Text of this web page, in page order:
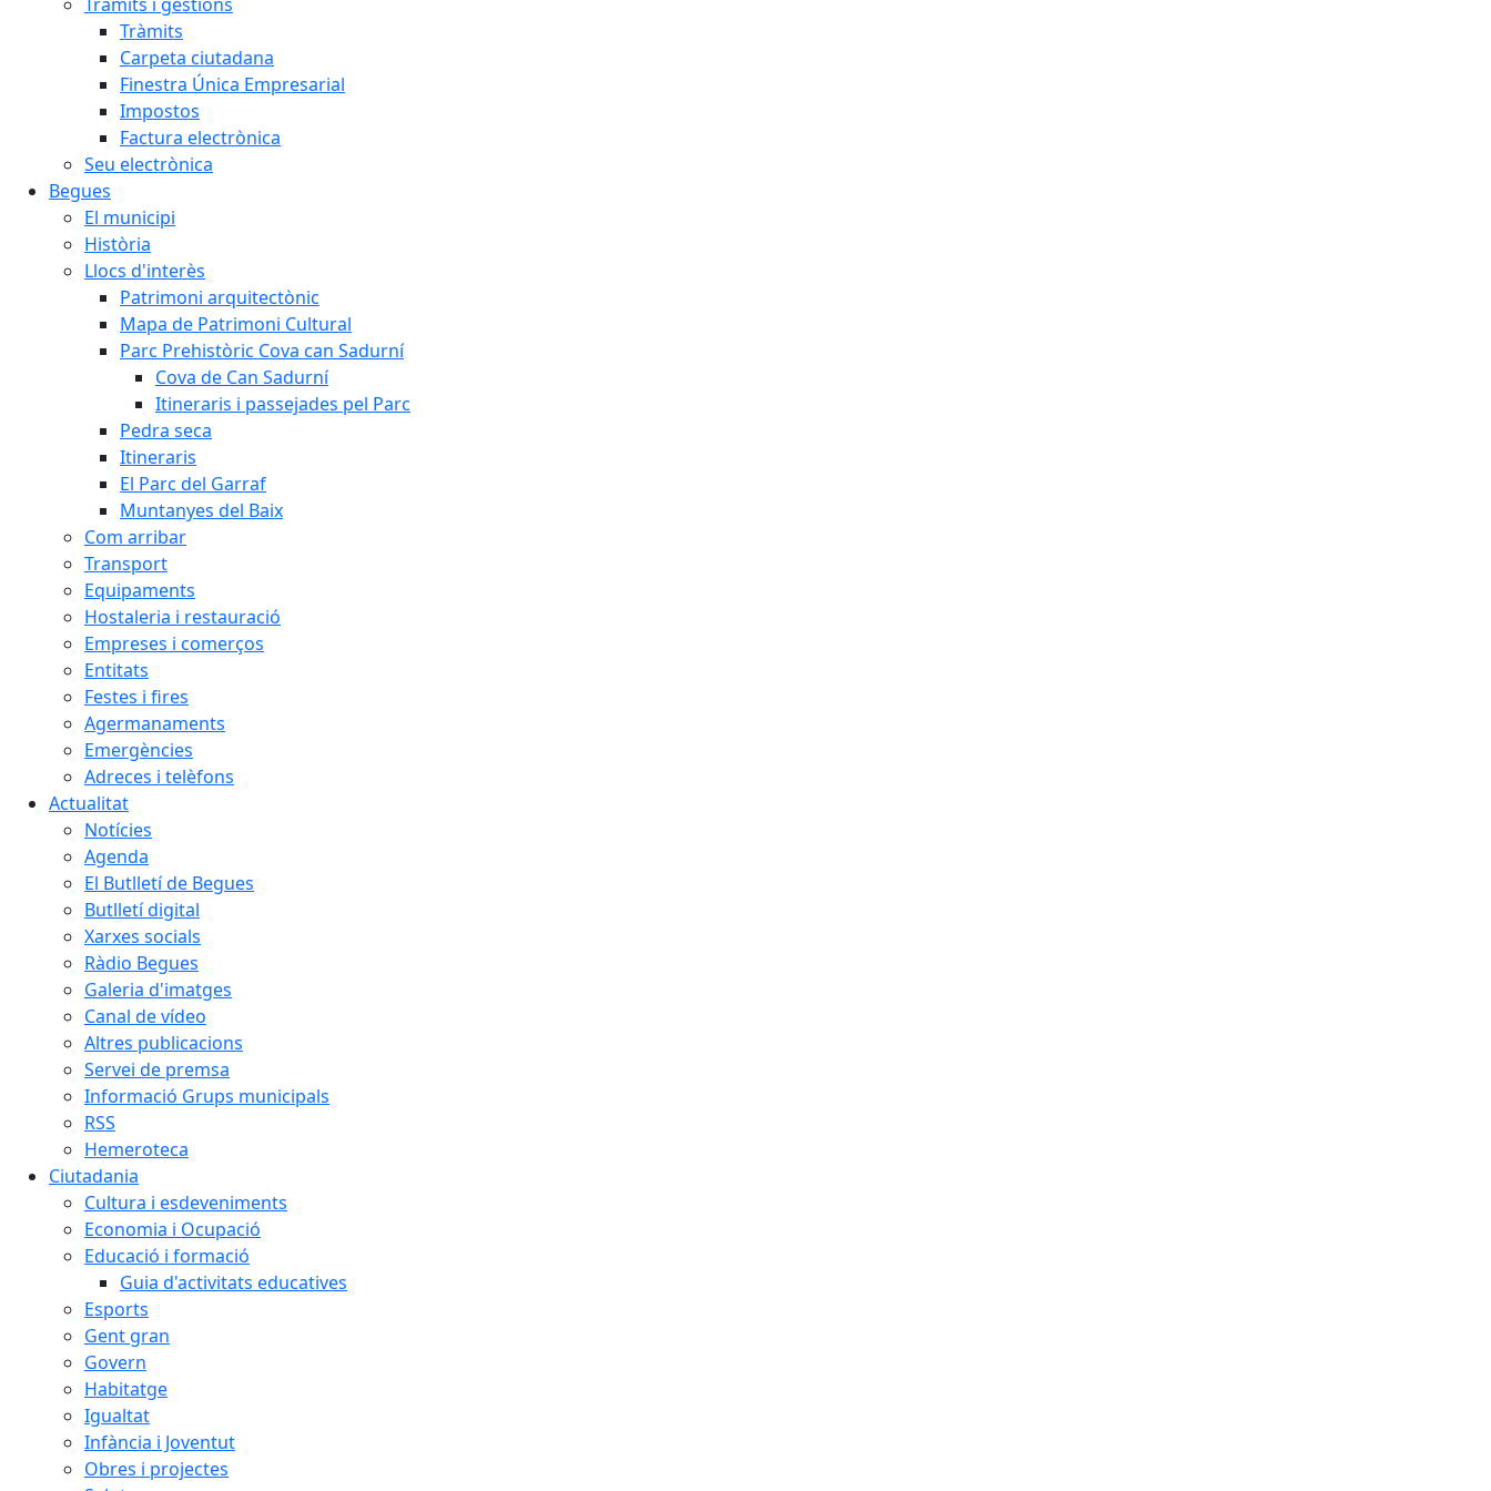
Tràmits
Carpeta ciutadana
Finestra Única Empresarial
Impostos
Factura electrònica
Seu electrònica
Begues
El municipi
Història
Llocs d'interès
Patrimoni arquitectònic
Mapa de Patrimoni Cultural
Parc Prehistòric Cova can Sadurní
Cova de Can Sadurní
Itineraris i passejades pel Parc
Pedra seca
Itineraris
El Parc del Garraf
Muntanyes del Baix
Com arribar
Transport
Equipaments
Hostaleria i restauració
Empreses i comerços
Entitats
Festes i fires
Agermanaments
Emergències
Adreces i telèfons
Actualitat
Notícies
Agenda
El Butlletí de Begues
Butlletí digital
Xarxes socials
Ràdio Begues
Galeria d'imatges
Canal de vídeo
Altres publicacions
Servei de premsa
Informació Grups municipals
RSS
Hemeroteca
Ciutadania
Cultura i esdeveniments
Economia i Ocupació
Educació i formació
Guia d'activitats educatives
Esports
Gent gran
Govern
Habitatge
Igualtat
Infància i Joventut
Obres i projectes